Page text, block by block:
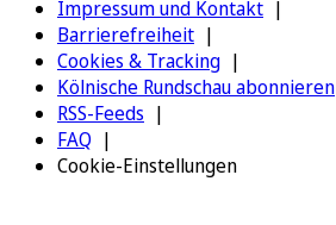
Impressum und Kontakt
Barrierefreiheit
Cookies & Tracking
Kölnische Rundschau abonnieren
RSS-Feeds
FAQ
Cookie-Einstellungen